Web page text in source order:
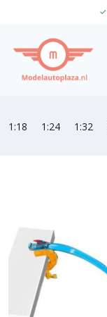
✓
1:18 1:24 1:32